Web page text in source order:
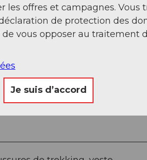
les offres et campagnes. Vous
de protection des
vous opposer au traitement
Je suis d’accord